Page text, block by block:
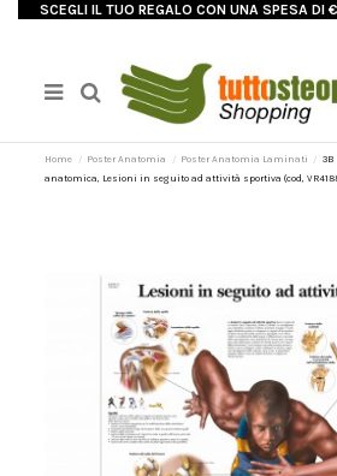
SCEGLI IL TUO REGALO CON UNA SPESA
Home Poster Anatomia Poster Anatomia Laminati
3B
anatomica, Lesioni in seguito ad attività sportiva (cod,